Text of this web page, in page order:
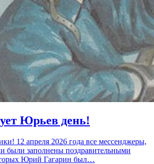
Юрьев день!
12 апреля 2026 года все мессенджеры,
были заполнены поздравительными
Юрий Гагарин был…